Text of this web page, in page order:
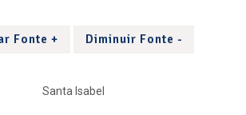
Fonte + Diminuir Fonte -